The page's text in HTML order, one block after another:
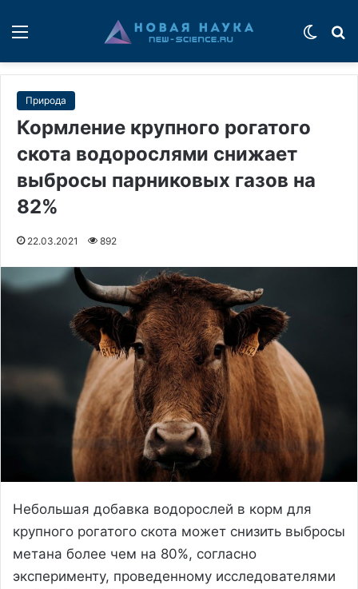
Природа
Кормление крупного рогатого
скота водорослями снижает
выбросы парниковых газов на
82%
22.03.2021 892
Небольшая добавка водорослей в корм для
крупного рогатого скота может снизить выбросы
метана более чем на 80%, согласно
эксперименту, проведенному исследователями